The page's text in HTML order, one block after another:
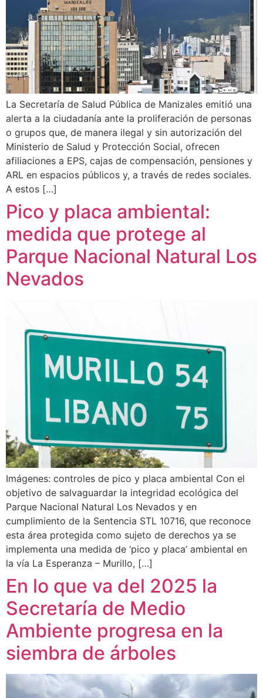
La Secretaría de Salud Pública de Manizales emitió una
alerta a la ciudadanía ante la proliferación de personas
o grupos que, de manera ilegal y sin autorización del
Ministerio de Salud y Protección Social, ofrecen
afiliaciones a EPS, cajas de compensación, pensiones y
ARL en espacios públicos y, a través de redes sociales.
A estos […]
Pico y placa ambiental:
medida que protege al
Parque Nacional Natural Los
Nevados
Imágenes: controles de pico y placa ambiental Con el
objetivo de salvaguardar la integridad ecológica del
Parque Nacional Natural Los Nevados y en
cumplimiento de la Sentencia STL 10716, que reconoce
esta área protegida como sujeto de derechos ya se
implementa una medida de ‘pico y placa’ ambiental en
la vía La Esperanza – Murillo, […]
En lo que va del 2025 la
Secretaría de Medio
Ambiente progresa en la
siembra de árboles